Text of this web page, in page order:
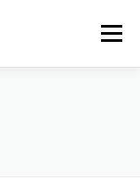
Menü